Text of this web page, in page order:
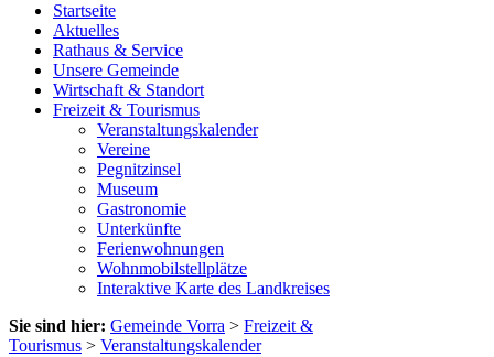
Startseite
Aktuelles
Rathaus & Service
Unsere Gemeinde
Wirtschaft & Standort
Freizeit & Tourismus
Veranstaltungskalender
Vereine
Pegnitzinsel
Museum
Gastronomie
Unterkünfte
Ferienwohnungen
Wohnmobilstellplätze
Interaktive Karte des Landkreises
Sie sind hier: Gemeinde Vorra > Freizeit &
Tourismus > Veranstaltungskalender